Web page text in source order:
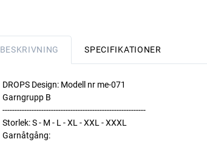
BESKRIVNING SPECIFIKATIONER
DROPS Design: Modell nr me-071
Garngrupp B
-----------------------------------------------------------
Storlek: S - M - L - XL - XXL - XXXL
Garnåtgång: